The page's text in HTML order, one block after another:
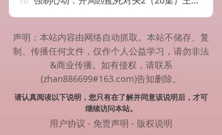
声明：本站内容由网络自动抓取。本站不储存、复
制、传播任何文件，仅作个人公益学习，请勿非法
&商业传播。如有侵权，请联系
(zhan886699#163.com)告知删除。
请认真阅读以下说明，您只有在了解并同意该说明后，才可
继续访问本站。
用户协议 - 免责声明 - 版权说明